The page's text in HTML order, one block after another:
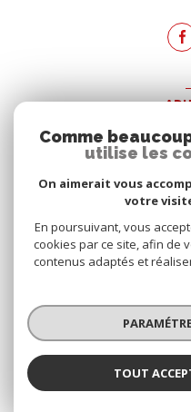
Nous
© 2026 |
Nos honoraires
Comme
utilise les
On aimerait vous
votre
En poursuivant, vous
cookies par ce site, afin de
contenus adaptés et
TOUT